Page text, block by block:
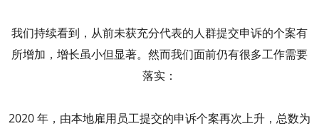
我们持续看到，从前未获充分代表的人群提交申诉的个案有
所增加，增长虽小但显著。然而我们面前仍有很多工作需要
落实：
2020 年，由本地雇用员工提交的申诉个案再次上升，总数为